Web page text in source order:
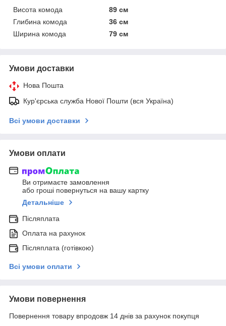
Висота комода
89 см
Глибина комода
36 см
Ширина комода
79 см
Умови доставки
Нова Пошта
Кур'єрська служба Нової Пошти (вся Україна)
Всі умови доставки
Умови оплати
Ви отримаєте замовлення
або гроші повернуться на вашу картку
Детальніше
Післяплата
Оплата на рахунок
Післяплата (готівкою)
Всі умови оплати
Умови повернення
Повернення товару впродовж 14 днів за рахунок покупця